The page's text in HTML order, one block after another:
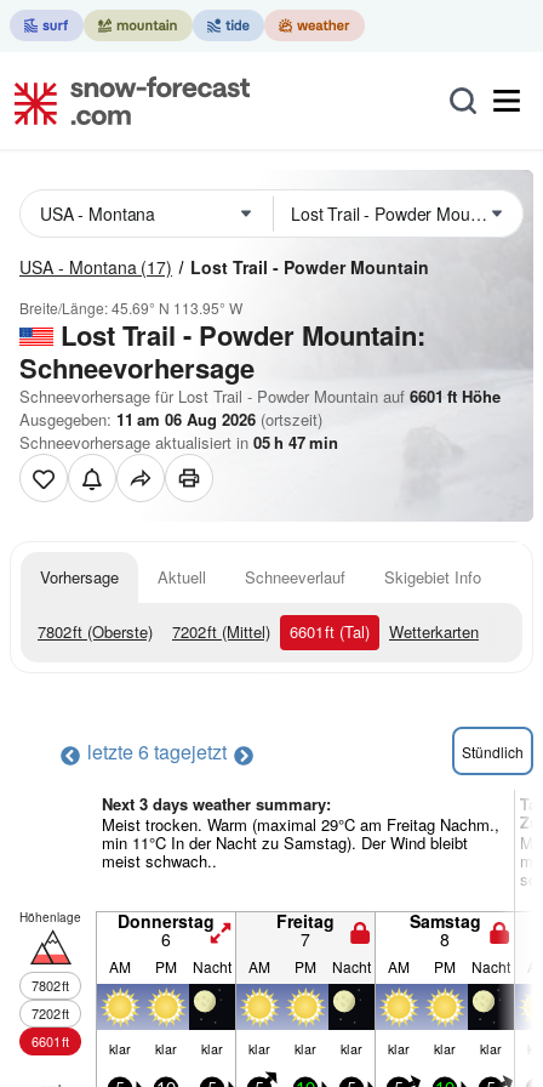
USA - Montana (17) Lost Trail - Powder Mountain
Breite/Länge:45.69° N 113.95° W
Lost Trail - Powder Mountain:
Schneevorhersage
Schneevorhersage für Lost Trail - Powder Mountain auf 6601 ft Höhe
Ausgegeben: 11 am 06 Aug 2026 (ortszeit)
Schneevorhersage aktualisiert in 05h 47min
Vorhersage Aktuell Schneeverlauf Skigebiet Info
7802ft (Oberste) 7202ft (Mittel) 6601ft (Tal) Wetterkarten
letzte 6 tagejetzt Stündlich
Next 3 days weather summary:
Meist trocken. Warm (maximal 29°C am Freitag Nachm.,
min 11°C In der Nacht zu Samstag). Der Wind bleibt
meist schwach..
Höhenlage
7802ft
7202ft
6601ft
Donnerstag
6
Freitag
7
Samstag
8
AM PM Nacht AM PM Nacht AM PM Nacht
klar klar klar klar klar klar klar klar klar